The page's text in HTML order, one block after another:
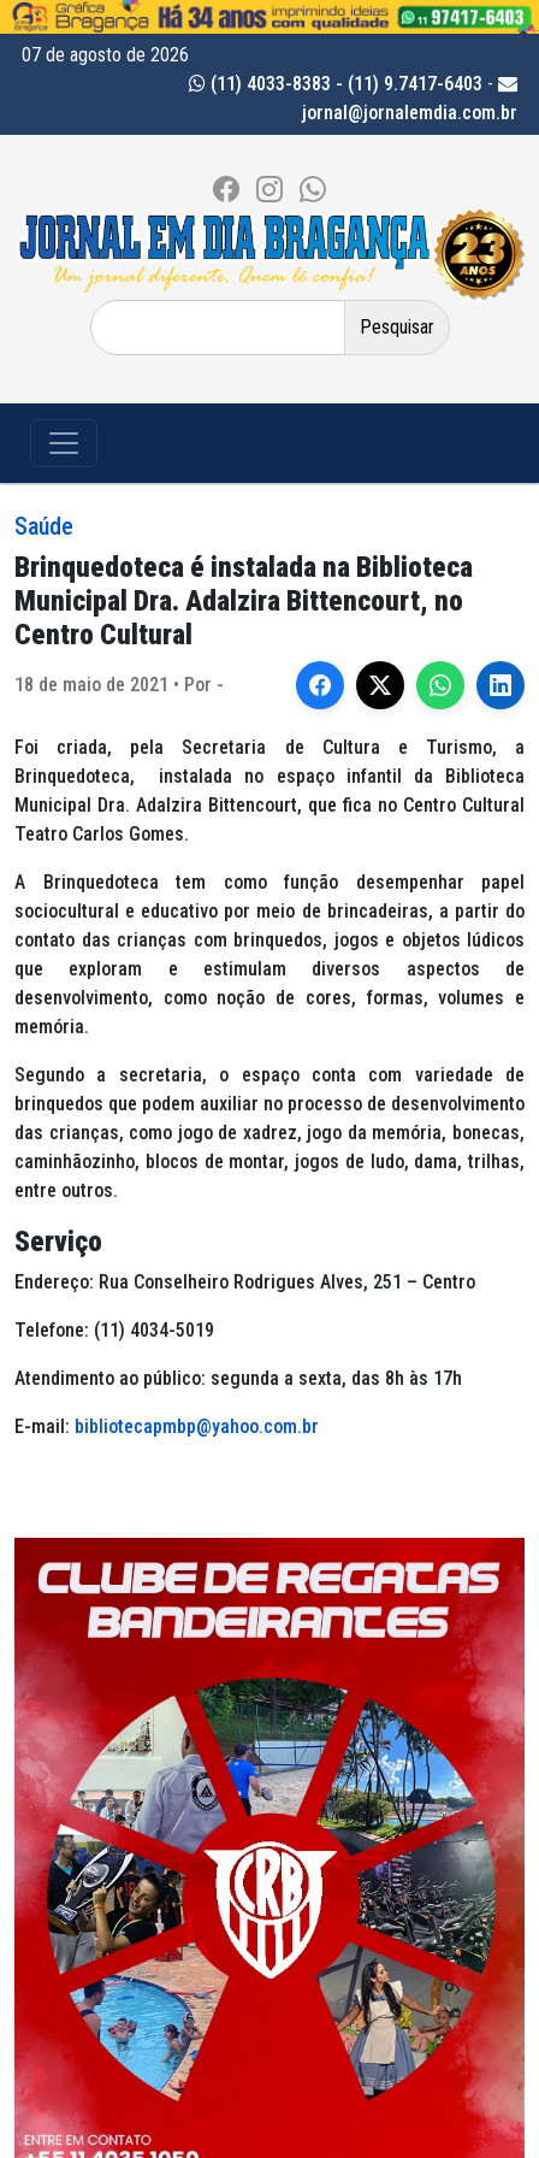
07 de agosto de 2026
(11) 4033-8383 - (11) 9.7417-6403 -
jornal@jornalemdia.com.br
Pesquisar
por:
Saúde
Brinquedoteca é instalada na Biblioteca
Municipal Dra. Adalzira Bittencourt, no
Centro Cultural
18 de maio de 2021 • Por -
Foi criada, pela Secretaria de Cultura e Turismo, a
Brinquedoteca, instalada no espaço infantil da Biblioteca
Municipal Dra. Adalzira Bittencourt, que fica no Centro Cultural
Teatro Carlos Gomes.
A Brinquedoteca tem como função desempenhar papel
sociocultural e educativo por meio de brincadeiras, a partir do
contato das crianças com brinquedos, jogos e objetos lúdicos
que exploram e estimulam diversos aspectos de
desenvolvimento, como noção de cores, formas, volumes e
memória.
Segundo a secretaria, o espaço conta com variedade de
brinquedos que podem auxiliar no processo de desenvolvimento
das crianças, como jogo de xadrez, jogo da memória, bonecas,
caminhãozinho, blocos de montar, jogos de ludo, dama, trilhas,
entre outros.
Serviço
Endereço: Rua Conselheiro Rodrigues Alves, 251 – Centro
Telefone: (11) 4034-5019
Atendimento ao público: segunda a sexta, das 8h às 17h
E-mail: bibliotecapmbp@yahoo.com.br